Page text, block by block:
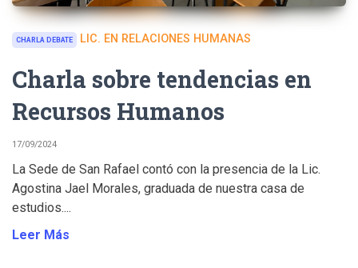
CHARLA DEBATE LIC. EN RELACIONES HUMANAS
Charla sobre tendencias en
Recursos Humanos
17/09/2024
La Sede de San Rafael contó con la presencia de la Lic.
Agostina Jael Morales, graduada de nuestra casa de
estudios....
Leer Más